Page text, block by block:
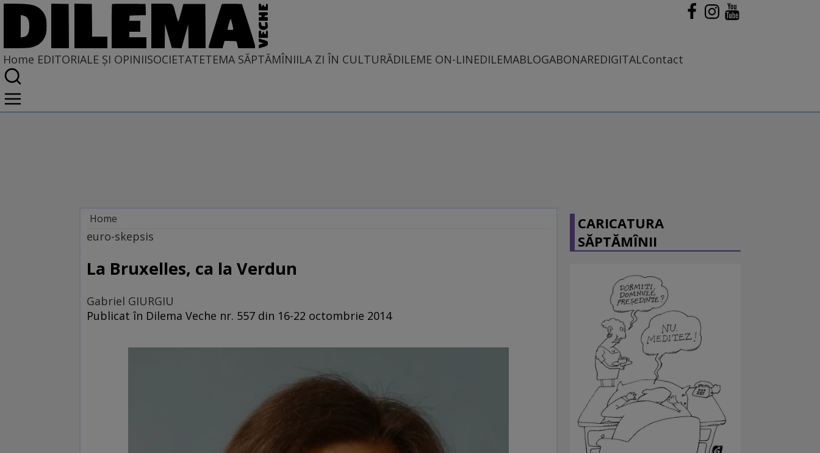
Home EDITORIALE ȘI OPINIISOCIETATETEMA SĂPTĂMÎNIILA ZI ÎN CULTURĂDILEME ON-LINEDILEMABLOGABONAREDIGITALContact
Home
EDITORIALE ȘI OPINII
PE CE LUME TRĂIM
euro-skepsis
La Bruxelles, ca la Verdun
Gabriel GIURGIU
Publicat în Dilema Veche nr. 557 din 16-22 octombrie 2014
CARICATURA
SĂPTĂMÎNII